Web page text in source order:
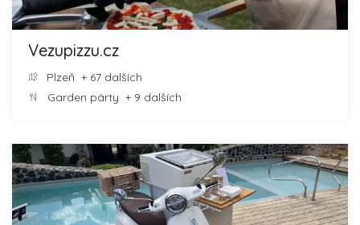
Vezupizzu.cz
Plzeň + 67 dalších
Garden párty + 9 dalších